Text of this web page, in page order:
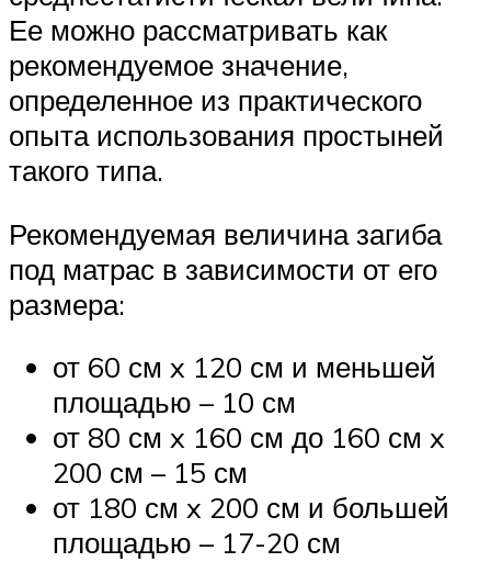
Ее можно рассматривать как
рекомендуемое значение,
определенное из практического
опыта использования простыней
такого типа.
Рекомендуемая величина загиба
под матрас в зависимости от его
размера:
от 60 см x 120 см и меньшей
площадью – 10 см
от 80 см x 160 см до 160 см x
200 см – 15 см
от 180 см x 200 см и большей
площадью – 17-20 см